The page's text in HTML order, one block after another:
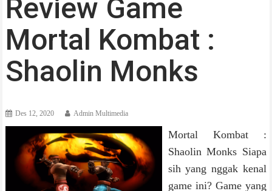
Review Game
Mortal Kombat :
Shaolin Monks
Des 12, 2020 Admin Multimedia
Mortal Kombat :
Shaolin Monks Siapa
sih yang nggak kenal
game ini? Game yang